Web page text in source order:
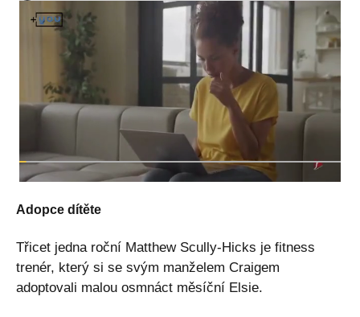
Adopce dítěte
Třicet jedna roční Matthew Scully-Hicks je fitness
trenér, který si se svým manželem Craigem
adoptovali malou osmnáct měsíční Elsie.